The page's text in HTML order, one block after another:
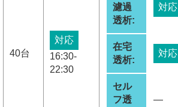
40台
対応
16:30-
22:30
濾過
透析:
対応
在宅
透析:
対応
セル
フ透
―